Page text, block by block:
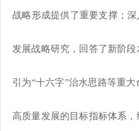
战略形成提供了重要支撑；
发展战略研究，回答了新阶
引为“十六字”治水思路等重
高质量发展的目标指标体系